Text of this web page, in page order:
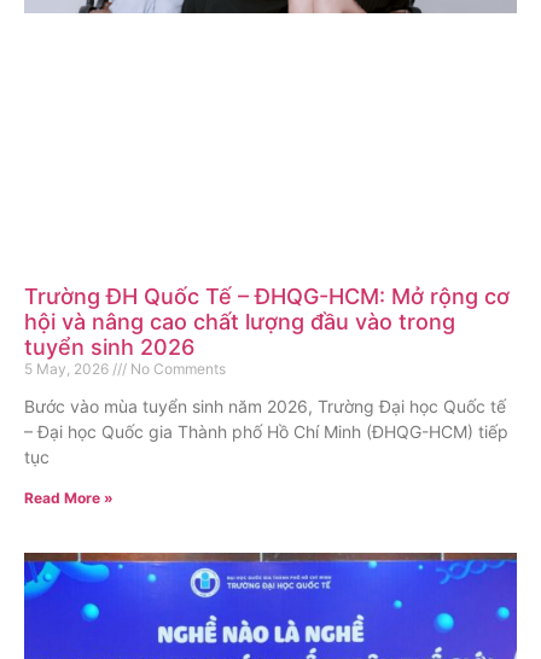
Trường ĐH Quốc Tế – ĐHQG-HCM: Mở rộng cơ
hội và nâng cao chất lượng đầu vào trong
tuyển sinh 2026
5 May, 2026 No Comments
Bước vào mùa tuyển sinh năm 2026, Trường Đại học Quốc tế
– Đại học Quốc gia Thành phố Hồ Chí Minh (ĐHQG-HCM) tiếp
tục
Read More »